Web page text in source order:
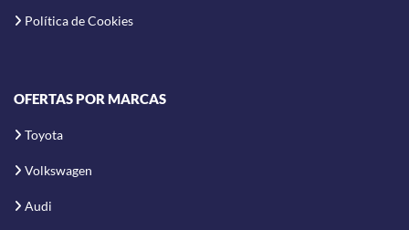
Política de Cookies
OFERTAS POR MARCAS
Toyota
Volkswagen
Audi